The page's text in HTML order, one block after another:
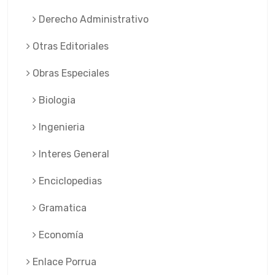
Derecho Administrativo
Otras Editoriales
Obras Especiales
Biologia
Ingenieria
Interes General
Enciclopedias
Gramatica
Economía
Enlace Porrua